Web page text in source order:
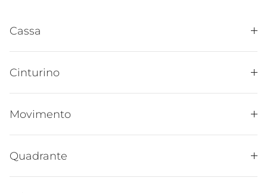
Cassa
Cinturino
Movimento
Quadrante